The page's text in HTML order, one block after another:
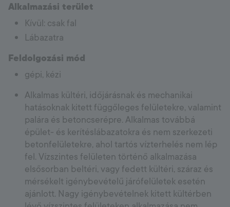
Alkalmazási terület
Kívül: csak fal
Lábazatra
Feldolgozási mód
gépi, kézi
Alkalmas kültéri, időjárásnak és mechanikai
hatásoknak kitett függőleges felületekre, valamint
palára és betoncserépre. Alkalmas továbbá
épület- és kerítéslábazatokra és nem szerkezeti
betonfelületekre, ahol tartós vízterhelés nem lép
fel. Vízszintes felületen történő alkalmazása
elsősorban beltéri, vagy fedett kültéri, száraz és
mérsékelt igénybevételű járófelületek esetén
ajánlott. Nagy igénybevételnek kitett kültérben